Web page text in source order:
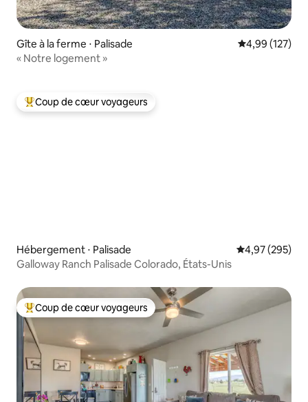
Gîte à la ferme ⋅ Palisade Évaluation
4,99 (127)
« Notre logement »
Coups de cœur voyageurs les plus appréciés
Coup de cœur voyageurs
Hébergement ⋅ Palisade Évaluation
4,97 (295)
Galloway Ranch Palisade Colorado, États-Unis
Coups de cœur voyageurs les plus appréciés
Coup de cœur voyageurs